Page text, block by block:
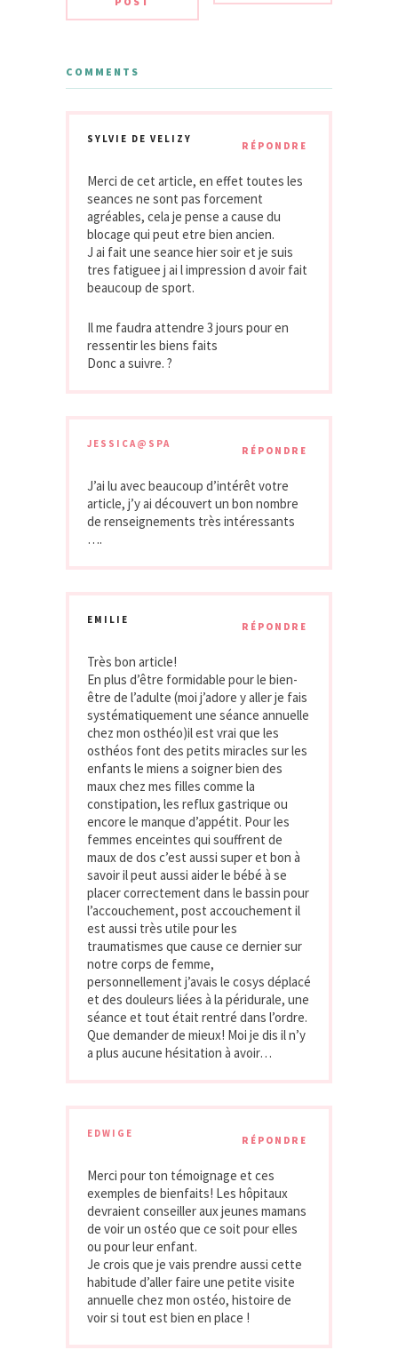
COMMENTS
SYLVIE DE VELIZY
RÉPONDRE
Merci de cet article, en effet toutes les
seances ne sont pas forcement
agréables, cela je pense a cause du
blocage qui peut etre bien ancien.
J ai fait une seance hier soir et je suis
tres fatiguee j ai l impression d avoir fait
beaucoup de sport.
Il me faudra attendre 3 jours pour en
ressentir les biens faits
Donc a suivre. ?
JESSICA@SPA
RÉPONDRE
J’ai lu avec beaucoup d’intérêt votre
article, j’y ai découvert un bon nombre
de renseignements très intéressants
….
EMILIE
RÉPONDRE
Très bon article!
En plus d’être formidable pour le bien-
être de l’adulte (moi j’adore y aller je fais
systématiquement une séance annuelle
chez mon osthéo)il est vrai que les
osthéos font des petits miracles sur les
enfants le miens a soigner bien des
maux chez mes filles comme la
constipation, les reflux gastrique ou
encore le manque d’appétit. Pour les
femmes enceintes qui souffrent de
maux de dos c’est aussi super et bon à
savoir il peut aussi aider le bébé à se
placer correctement dans le bassin pour
l’accouchement, post accouchement il
est aussi très utile pour les
traumatismes que cause ce dernier sur
notre corps de femme,
personnellement j’avais le cosys déplacé
et des douleurs liées à la péridurale, une
séance et tout était rentré dans l’ordre.
Que demander de mieux! Moi je dis il n’y
a plus aucune hésitation à avoir…
EDWIGE
RÉPONDRE
Merci pour ton témoignage et ces
exemples de bienfaits! Les hôpitaux
devraient conseiller aux jeunes mamans
de voir un ostéo que ce soit pour elles
ou pour leur enfant.
Je crois que je vais prendre aussi cette
habitude d’aller faire une petite visite
annuelle chez mon ostéo, histoire de
voir si tout est bien en place !